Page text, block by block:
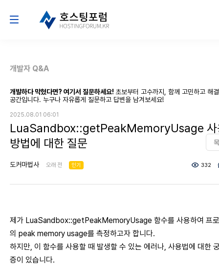
개발자 Q&A
개발하다 막혔다면? 여기서 질문하세요! 초보부터 고수까지, 함께 고민하고 해
공간입니다. 누구나 자유롭게 질문하고 답변을 남겨보세요!
2025.08.01 06:01
LuaSandbox::getPeakMemoryUsage 사
방법에 대한 질문
도커마법사 오래 전 인기 332
제가 LuaSandbox::getPeakMemoryUsage 함수를 사용하여 프
의 peak memory usage를 측정하고자 합니다.
하지만, 이 함수를 사용할 때 발생할 수 있는 에러나, 사용법에 대한
증이 있습니다.